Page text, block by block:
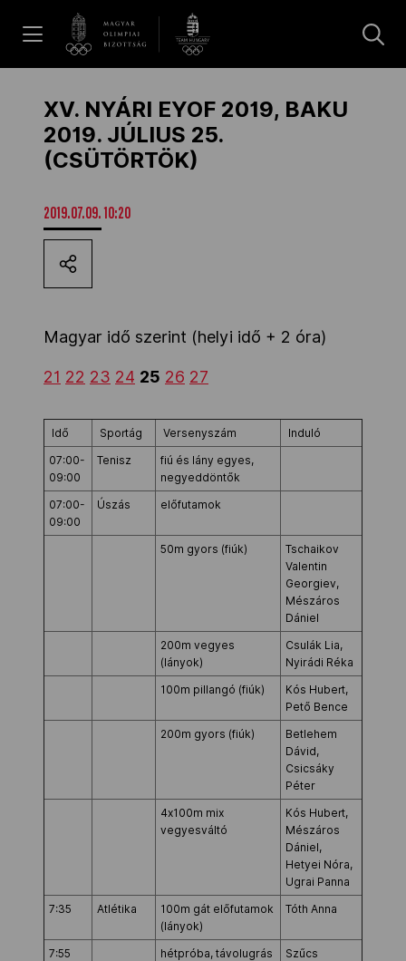
Hírek
Galéria
Dakar 2026
MOB
Kettőskarrier-program
NOB
OVEP
XV. NYÁRI EYOF 2019, BAKU
2019. JÚLIUS 25.
(CSÜTÖRTÖK)
2019.07.09. 10:20
Magyar idő szerint (helyi idő + 2 óra)
21 22 23 24 25 26 27
Idő Sportág Versenyszám
Induló
07:00-
09:00
Tenisz
fiú és lány egyes,
negyeddöntők
07:00-
09:00
Úszás előfutamok
50m gyors (fiúk)
Tschaikov
Valentin
Georgiev,
Mészáros
Dániel
200m vegyes
(lányok)
Csulák Lia,
Nyirádi Réka
100m pillangó (fiúk)
Kós Hubert,
Pető Bence
200m gyors (fiúk)
Betlehem
Dávid,
Csicsáky
Péter
4x100m mix
vegyesváltó
Kós Hubert,
Mészáros
Dániel,
Hetyei Nóra,
Ugrai Panna
7:35
Atlétika
100m gát előfutamok
(lányok)
Tóth Anna
7:55
hétpróba, távolugrás
Szűcs